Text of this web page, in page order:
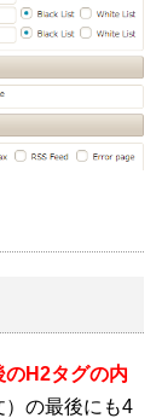
のH2タグの内
）の最後にも4